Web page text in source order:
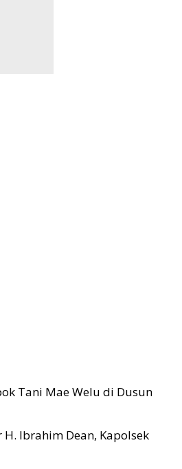
Tani Mae Welu di Dusun
Ibrahim Dean, Kapolsek